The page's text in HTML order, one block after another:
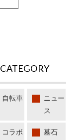
CATEGORY
自転車
ニュー
ス
コラボ
墓石